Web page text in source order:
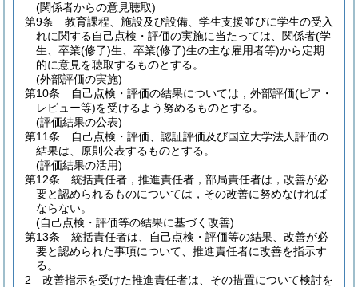
(関係者からの意見聴取)
第9条
教育課程、施設及び設備、学生支援並びに学生の受入
れに関する自己点検・評価の実施に当たっては、関係者(学
生、卒業(修了)生、卒業(修了)生の主な雇用者等)から定期
的に意見を聴取するものとする。
(外部評価の実施)
第10条
自己点検・評価の結果については，外部評価(ピア・
レビュー等)を受けるよう努めるものとする。
(評価結果の公表)
第11条
自己点検・評価、認証評価及び国立大学法人評価の
結果は、原則公表するものとする。
(評価結果の活用)
第12条
統括責任者，推進責任者，部局責任者は，改善が必
要と認められるものについては，その改善に努めなければ
ならない。
(自己点検・評価等の結果に基づく改善)
第13条
統括責任者は、自己点検・評価等の結果、改善が必
要と認められた事項について、推進責任者に改善を指示す
る。
2
改善指示を受けた推進責任者は、その措置について検討を